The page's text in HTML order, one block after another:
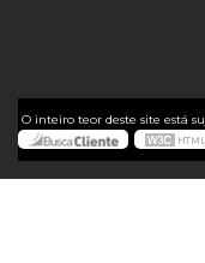
O inteiro teor deste site está